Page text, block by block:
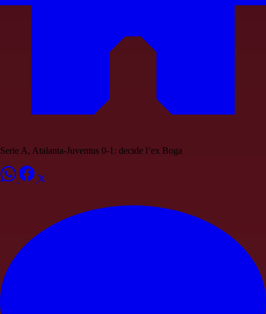
Serie A, Atalanta-Juventus 0-1: decide l’ex Boga